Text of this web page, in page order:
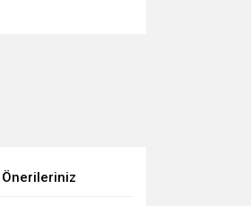
Önerileriniz